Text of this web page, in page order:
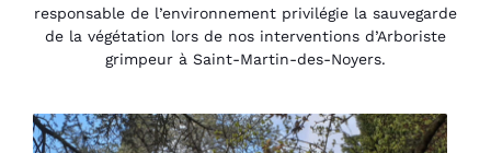
responsable de l’environnement privilégie la sauvegarde
de la végétation lors de nos interventions d’Arboriste
grimpeur à Saint-Martin-des-Noyers.